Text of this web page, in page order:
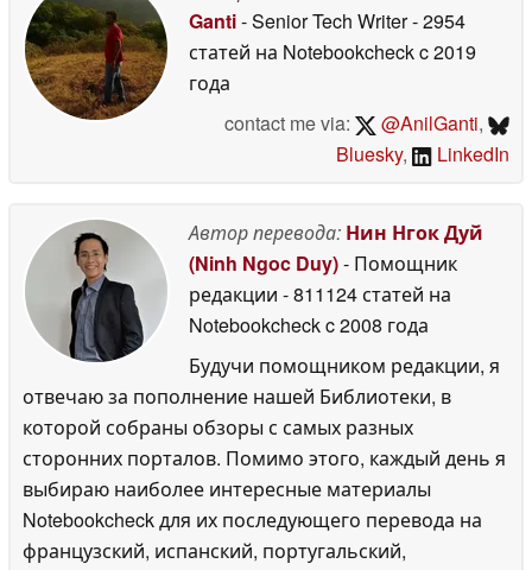
использования
June 2026
Ganti- Senior Tech Writer- 2954
статей на Notebookcheckc 2019
года
contact me via:
@AnilGanti,
Bluesky, LinkedIn
Автор перевода: Нин Нгок Дуй
(Ninh Ngoc Duy)- Помощник
редакции - 811124 статей на
Notebookcheckc 2008 года
Будучи помощником редакции, я
отвечаю за пополнение нашей Библиотеки, в
которой собраны обзоры с самых разных
сторонних порталов. Помимо этого, каждый день я
выбираю наиболее интересные материалы
Notebookcheck для их последующего перевода на
французский, испанский, португальский,